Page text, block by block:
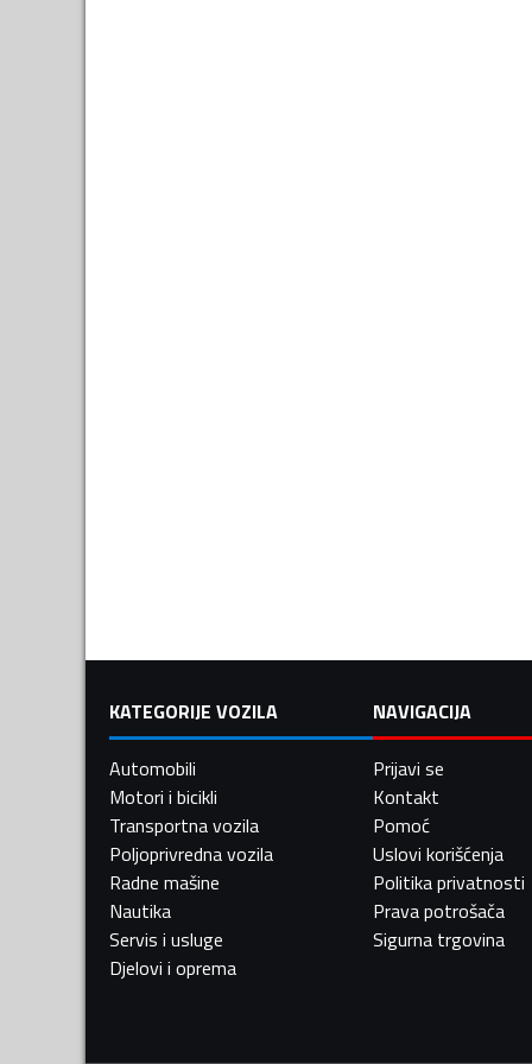
KATEGORIJE VOZILA
Automobili
Motori i bicikli
Transportna vozila
Poljoprivredna vozila
Radne mašine
Nautika
Servis i usluge
Djelovi i oprema
NAVIGACIJA
Prijavi se
Kontakt
Pomoć
Uslovi korišćenja
Politika privatnosti
Prava potrošača
Sigurna trgovina